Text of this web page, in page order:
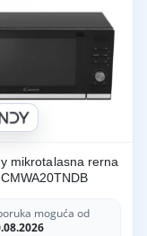
mikrotalasna rerna
CMWA20TNDB
moguća od